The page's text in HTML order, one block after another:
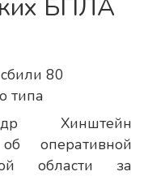
БПЛА
Хинштейн
оперативной
области за